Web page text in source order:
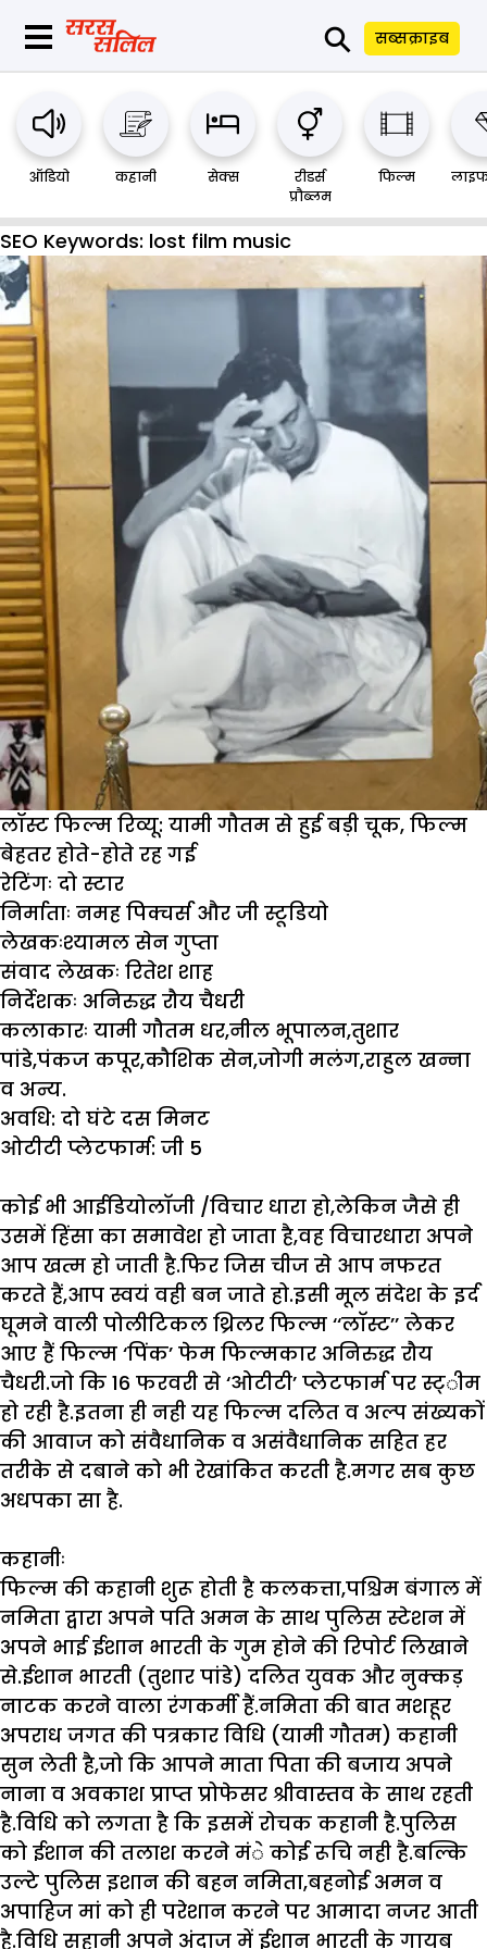
⚲ सब्सक्राइब
ऑडियो कहानी सेक्स
रीडर्स
प्रौब्लम
फिल्म
SEO Keywords: lost film music
लॉस्ट फिल्म रिव्यू: यामी गौतम से हुई बड़ी चूक, फिल्म
बेहतर होते-होते रह गई
रेटिंगः दो स्टार
निर्माताः नमह पिक्चर्स और जी स्टूडियो
लेखकःश्यामल सेन गुप्ता
संवाद लेखकः रितेश शाह
निर्देशकः अनिरुद्ध रौय चैधरी
कलाकारः यामी गौतम धर,नील भूपालन,तुशार
पांडे,पंकज कपूर,कौशिक सेन,जोगी मलंग,राहुल खन्ना
व अन्य.
अवधि: दो घंटे दस मिनट
ओटीटी प्लेटफार्म: जी 5
कोई भी आईडियोलाॅजी /विचार धारा हो,लेकिन जैसे ही
उसमें हिंसा का समावेश हो जाता है,वह विचारधारा अपने
आप खत्म हो जाती है.फिर जिस चीज से आप नफरत
करते हैं,आप स्वयं वही बन जाते हो.इसी मूल संदेश के इर्द
घूमने वाली पोलीटिकल थ्रिलर फिल्म ‘‘लाॅस्ट’’ लेकर
आए हैं फिल्म ‘पिंक’ फेम फिल्मकार अनिरुद्ध रौय
चैधरी.जो कि 16 फरवरी से ‘ओटीटी’ प्लेटफार्म पर स्ट्ीम
हो रही है.इतना ही नही यह फिल्म दलित व अल्प संख्यकों
की आवाज को संवैधानिक व असंवैधानिक सहित हर
तरीके से दबाने को भी रेखांकित करती है.मगर सब कुछ
अधपका सा है.
कहानीः
फिल्म की कहानी शुरू होती है कलकत्ता,पश्चिम बंगाल में
नमिता द्वारा अपने पति अमन के साथ पुलिस स्टेशन में
अपने भाई ईशान भारती के गुम होने की रिपोर्ट लिखाने
से.ईशान भारती (तुशार पांडे) दलित युवक और नुक्कड़
नाटक करने वाला रंगकर्मी हैं.नमिता की बात मशहूर
अपराध जगत की पत्रकार विधि (यामी गौतम) कहानी
सुन लेती है,जो कि आपने माता पिता की बजाय अपने
नाना व अवकाश प्राप्त प्रोफेसर श्रीवास्तव के साथ रहती
है.विधि को लगता है कि इसमें रोचक कहानी है.पुलिस
को ईशान की तलाश करने मंे कोई रूचि नही है.बल्कि
उल्टे पुलिस इशान की बहन नमिता,बहनोई अमन व
अपाहिज मां को ही परेशान करने पर आमादा नजर आती
है.विधि सहानी अपने अंदाज में ईशान भारती के गायब